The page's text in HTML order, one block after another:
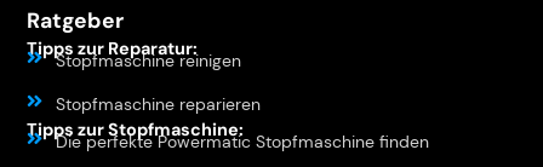
Ratgeber
Tipps zur Reparatur:
Stopfmaschine reinigen
Stopfmaschine reparieren
Tipps zur Stopfmaschine:
Die perfekte Powermatic Stopfmaschine finden